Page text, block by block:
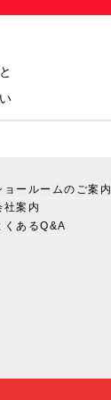
と
ョールームのご案内
社案内
くあるQ&A